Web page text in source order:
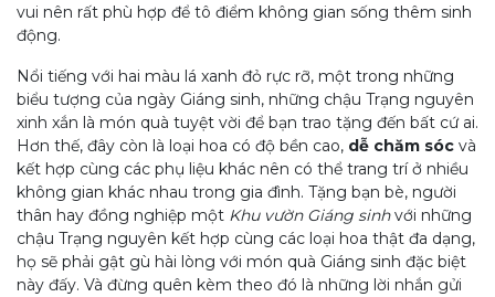
vui nên rất phù hợp để tô điểm không gian sống thêm sinh
động.
Nổi tiếng với hai màu lá xanh đỏ rực rỡ, một trong những
biểu tượng của ngày Giáng sinh, những chậu Trạng nguyên
xinh xắn là món quà tuyệt vời để bạn trao tặng đến bất cứ ai.
Hơn thế, đây còn là loại hoa có độ bền cao, dễ chăm sóc và
kết hợp cùng các phụ liệu khác nên có thể trang trí ở nhiều
không gian khác nhau trong gia đình. Tặng bạn bè, người
thân hay đồng nghiệp một Khu vườn Giáng sinhvới những
chậu Trạng nguyên kết hợp cùng các loại hoa thật đa dạng,
họ sẽ phải gật gù hài lòng với món quà Giáng sinh đặc biệt
này đấy. Và đừng quên kèm theo đó là những lời nhắn gửi